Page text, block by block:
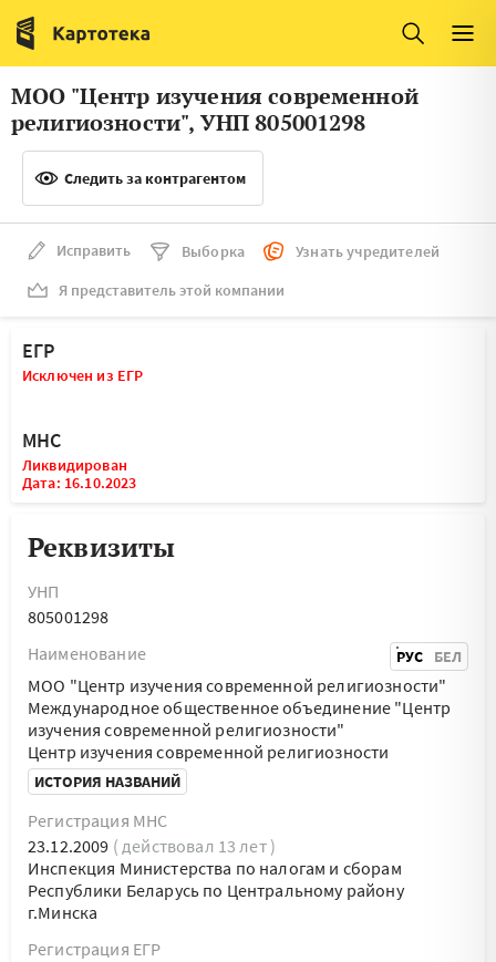
Италия
Люксембург
Литва
Латвия
Македония
Словения
Франция
Финляндия
Швеция
Мальта
МОО "Центр изучения современной
религиозности", УНП 805001298
Следить за контрагентом
Исправить Выборка
Узнать учредителей
Я представитель этой компании
ЕГР
Исключен из ЕГР
МНС
Ликвидирован
Дата: 16.10.2023
Реквизиты
УНП
805001298
Наименование
РУС БЕЛ
МОО "Центр изучения современной религиозности"
Международное общественное объединение "Центр
изучения современной религиозности"
Центр изучения современной религиозности
ИСТОРИЯ НАЗВАНИЙ
Регистрация МНС
23.12.2009 ( действовал 13 лет )
Инспекция Министерства по налогам и сборам
Республики Беларусь по Центральному району
г.Минска
Регистрация ЕГР